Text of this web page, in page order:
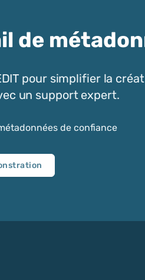
de
pour simplifier la
un support expert.
de confiance